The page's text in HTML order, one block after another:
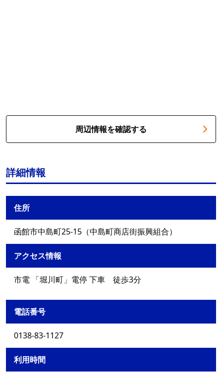
周辺情報を確認する
詳細情報
住所
函館市中島町25-15（中島町商店街振興組合）
アクセス情報
市電 「堀川町」電停 下車 徒歩3分
電話番号
0138-83-1127
利用時間